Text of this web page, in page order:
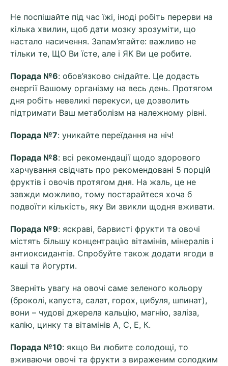
Не поспішайте під час їжі, іноді робіть перерви на
кілька хвилин, щоб дати мозку зрозуміти, що
настало насичення. Запам’ятайте: важливо не
тільки те, ЩО Ви їсте, але і ЯК Ви це робите.
Порада №6: обов’язково снідайте. Це додасть
енергії Вашому організму на весь день. Протягом
дня робіть невеликі перекуси, це дозволить
підтримати Ваш метаболізм на належному рівні.
Порада №7: уникайте переїдання на ніч!
Порада №8: всі рекомендації щодо здорового
харчування свідчать про рекомендовані 5 порцій
фруктів і овочів протягом дня. На жаль, це не
завжди можливо, тому постарайтеся хоча б
подвоїти кількість, яку Ви звикли щодня вживати.
Порада №9: яскраві, барвисті фрукти та овочі
містять більшу концентрацію вітамінів, мінералів і
антиоксидантів. Спробуйте також додати ягоди в
каші та йогурти.
Зверніть увагу на овочі саме зеленого кольору
(броколі, капуста, салат, горох, цибуля, шпинат),
вони – чудові джерела кальцію, магнію, заліза,
калію, цинку та вітамінів А, С, Е, К.
Порада №10: якщо Ви любите солодощі, то
вживаючи овочі та фрукти з вираженим солодким